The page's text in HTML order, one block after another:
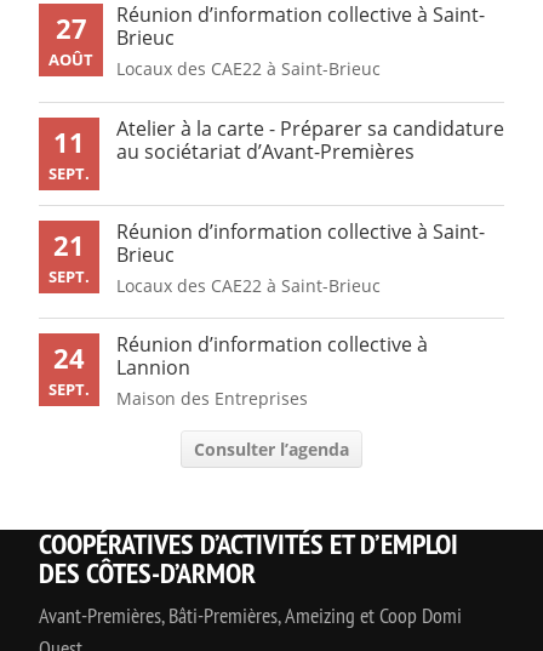
27
AOÛT
Réunion d’information collective à Saint-
Brieuc
Locaux des CAE22 à Saint-Brieuc
11
SEPT.
Atelier à la carte - Préparer sa candidature
au sociétariat d’Avant-Premières
21
SEPT.
Réunion d’information collective à Saint-
Brieuc
Locaux des CAE22 à Saint-Brieuc
24
SEPT.
Réunion d’information collective à
Lannion
Maison des Entreprises
Consulter l’agenda
COOPÉRATIVES D’ACTIVITÉS ET D’EMPLOI
DES CÔTES-D’ARMOR
Avant-Premières, Bâti-Premières, Ameizing et Coop Domi